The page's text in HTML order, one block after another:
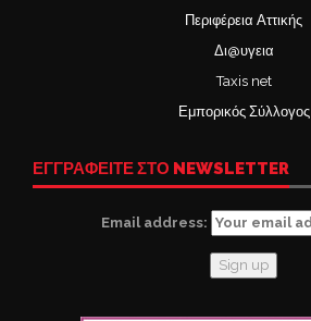
Περιφέρεια Αττικής
Δι@υγεια
Taxis net
Εμπορικός Σύλλογος
ΕΓΓΡΑΦΕΙΤΕ ΣΤΟ NEWSLETTER
Email address: